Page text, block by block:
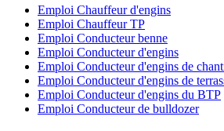
Emploi Chauffeur d'engins
Emploi Chauffeur TP
Emploi Conducteur benne
Emploi Conducteur d'engins
Emploi Conducteur d'engins de
Emploi Conducteur d'engins de
Emploi Conducteur d'engins du BTP
Emploi Conducteur de bulldozer